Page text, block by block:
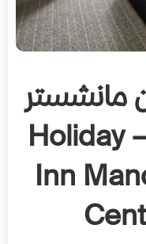
مانشستر
– وسط المدينة – Holiday
Inn